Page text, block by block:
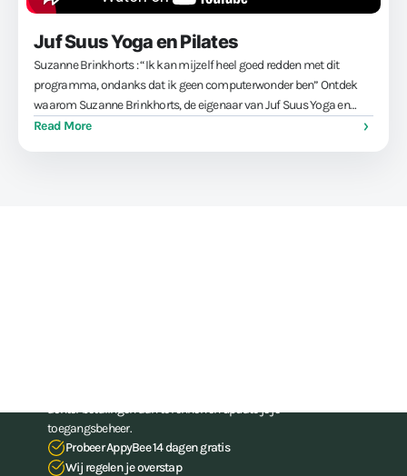
Juf Suus Yoga en Pilates
Suzanne Brinkhorts : “Ik kan mijzelf heel goed redden met dit
programma, ondanks dat ik geen computerwonder ben” Ontdek
waarom Suzanne Brinkhorts, de eigenaar van Juf Suus Yoga en
Pilates, fitness software gebruikt om haar doelen te bereiken:
Read More
achter betalingen aan te rennen én update je je
toegangsbeheer.
Probeer AppyBee 14 dagen gratis
Wij regelen je overstap